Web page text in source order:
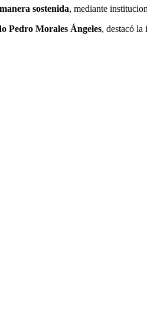
sostenida, mediante
Pedro Morales Ángeles, destacó la